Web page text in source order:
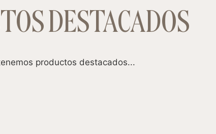
DESTACADOS
productos destacados...